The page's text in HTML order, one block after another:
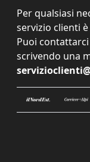
Per qualsiasi
servizio clienti
Puoi
scrivendo una